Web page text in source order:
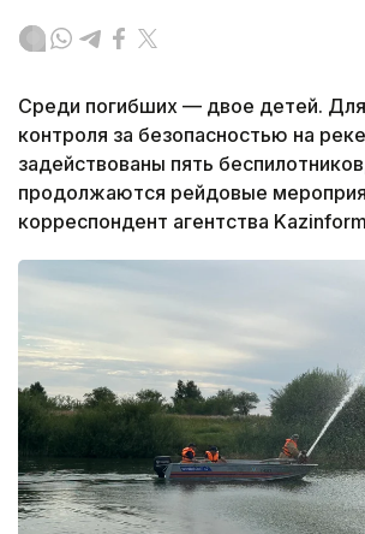
Среди погибших — двое детей. Для
контроля за безопасностью на
задействованы пять
продолжаются рейдовые
корреспондент агентства